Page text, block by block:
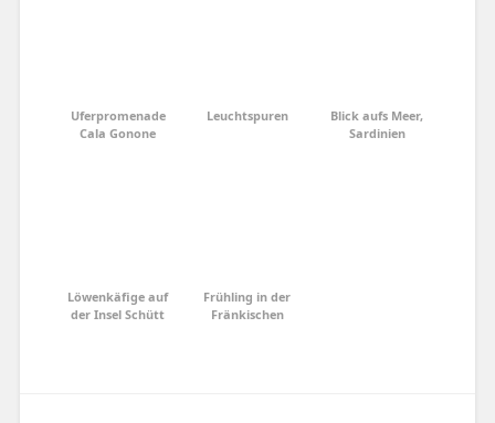
Uferpromenade
Cala Gonone
Leuchtspuren
Blick aufs Meer,
Sardinien
Löwenkäfige auf
der Insel Schütt
Frühling in der
Fränkischen